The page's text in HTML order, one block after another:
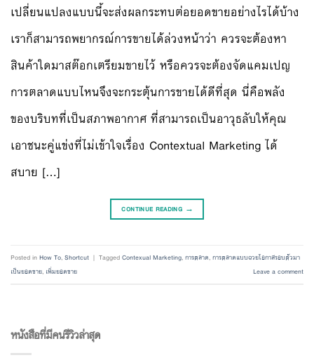
เปลี่ยนแปลงแบบนี้จะส่งผลกระทบต่อยอดขายอย่างไรได้บ้าง
เราก็สามารถพยากรณ์การขายได้ล่วงหน้าว่า ควรจะต้องหา
สินค้าใดมาสต๊อกเตรียมขายไว้ หรือควรจะต้องจัดแคมเปญ
การตลาดแบบไหนจึงจะกระตุ้นการขายได้ดีที่สุด นี่คือพลัง
ของบริบทที่เป็นสภาพอากาศ ที่สามารถเป็นอาวุธลับให้คุณ
เอาชนะคู่แข่งที่ไม่เข้าใจเรื่อง Contextual Marketing ได้
สบาย […]
CONTINUE READING →
Posted inHow To,Shortcut | TaggedContexual Marketing,การตลาด,การตลาดแบบฉวยโอกาสรอบตัวมา
เป็นยอดขาย, เพิ่มยอดขาย Leave a comment
หนังสือที่มีคนรีวิวล่าสุด